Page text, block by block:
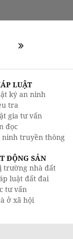
LUẬT
ký an ninh
tra
gia tư vấn
đọc
ninh truyền thông
ĐỘNG SẢN
trường nhà đất
luật đất đai
tư vấn
ở xã hội